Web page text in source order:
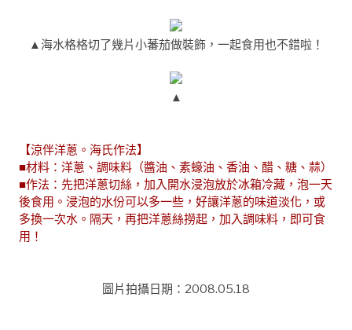
▲海水格格切了幾片小蕃茄做裝飾，一起食用也不錯啦！
▲
【涼伴洋蔥。海氏作法】
■材料：洋蔥、調味料（醬油、素蠔油、香油、醋、糖、蒜）
■作法：先把洋蔥切絲，加入開水浸泡放於冰箱冷藏，泡一天
後食用。浸泡的水份可以多一些，好讓洋蔥的味道淡化，或
多換一次水。隔天，再把洋蔥絲撈起，加入調味料，即可食
用！
圖片拍攝日期：2008.05.18